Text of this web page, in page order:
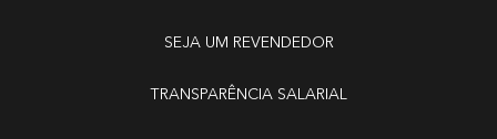
SEJA UM REVENDEDOR
TRANSPARÊNCIA SALARIAL